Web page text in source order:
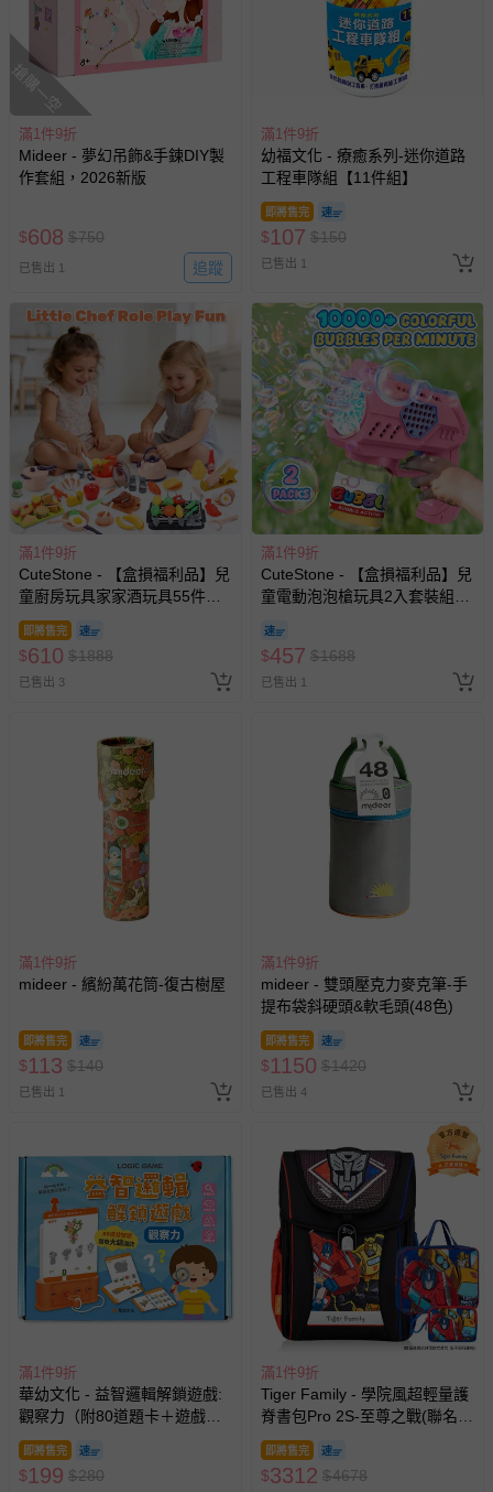
搶購一空
滿1件9折
Mideer - 夢幻吊飾&手鍊DIY製
作套組，2026新版
$608 $750
已售出 1 追蹤
滿1件9折
幼福文化 - 療癒系列-迷你道路
工程車隊組【11件組】
即將售完
$107 $150
已售出 1
滿1件9折
CuteStone - 【盒損福利品】兒
童廚房玩具家家酒玩具55件組
(仿真廚具/BBQ烤肉架/切切樂/
生日禮物/兒童節/交換禮物)
即將售完
$610 $1888
已售出 3
滿1件9折
CuteStone - 【盒損福利品】兒
童電動泡泡槍玩具2入套裝組
禮物/兒童節/交換禮物)
$457 $1688
已售出 1
滿1件9折
mideer - 繽紛萬花筒-復古樹屋
即將售完
$113 $140
已售出 1
滿1件9折
mideer - 雙頭壓克力麥克筆-手
提布袋斜硬頭&軟毛頭(48色)
即將售完
$1150 $1420
已售出 4
滿1件9折
華幼文化 - 益智邏輯解鎖遊戲:
觀察力（附80道題卡＋遊戲鑰
匙）
即將售完
$199 $280
滿1件9折
Tiger Family - 學院風超輕量護
脊書包Pro 2S-至尊之戰(聯名
款)-(贈品：文具2件(補習袋+零
錢包)-博派之宇宙決戰)-花色送
完以其他樣式替代 不另行通知
即將售完
$3312 $4678